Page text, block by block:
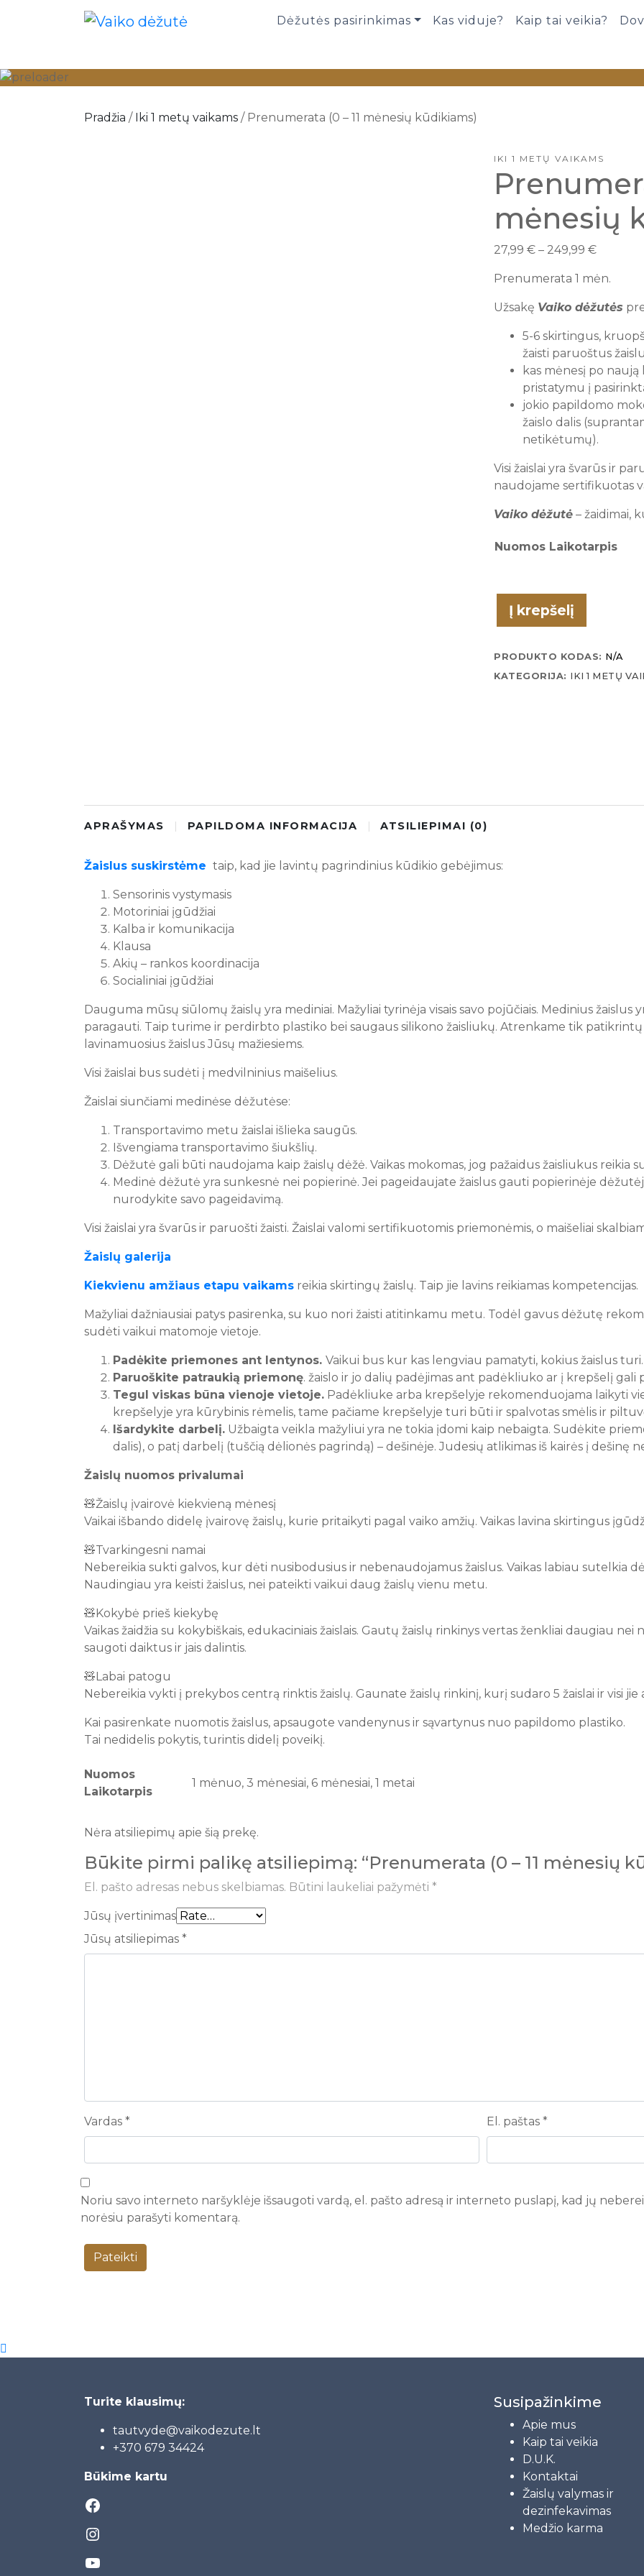
Dėžutės pasirinkimas Kas viduje? Kaip tai veikia?
Pradžia / Iki 1 metų vaikams / Prenumerata (0 – 11 mėnesių kūdikiams)
IKI 1 METŲ VAIKAMS
mėnesių
27,99 € – 249,99 €
Prenumerata 1 mėn.
Užsakę Vaiko dėžutės
5-6 skirtingus,
žaisti paruoštus
kas mėnesį po
pristatymu į
jokio papildomo
žaislo dalis
netikėtumų).
Visi žaislai yra švarūs ir
naudojame sertifikuotas
Vaiko dėžutė – žaidimai,
Nuomos Laikotarpis
produkto
Prenumerata
(0
Į krepšelį
PRODUKTO KODAS: N/A
KATEGORIJA: IKI 1 METŲ
APRAŠYMAS PAPILDOMA INFORMACIJA ATSILIEPIMAI (0)
Žaislus suskirstėme taip, kad jie lavintų pagrindinius kūdikio gebėjimus:
Sensorinis vystymasis
Motoriniai įgūdžiai
Kalba ir komunikacija
Klausa
Akių – rankos koordinacija
Socialiniai įgūdžiai
Dauguma mūsų siūlomų žaislų yra mediniai. Mažyliai tyrinėja visais savo pojūčiais. Medinius
paragauti. Taip turime ir perdirbto plastiko bei saugaus silikono žaisliukų. Atrenkame tik
lavinamuosius žaislus Jūsų mažiesiems.
Visi žaislai bus sudėti į medvilninius maišelius.
Žaislai siunčiami medinėse dėžutėse:
Transportavimo metu žaislai išlieka saugūs.
Išvengiama transportavimo šiukšlių.
Dėžutė gali būti naudojama kaip žaislų dėžė. Vaikas mokomas, jog pažaidus žaisliukus reikia
Medinė dėžutė yra sunkesnė nei popierinė. Jei pageidaujate žaislus gauti popierinėje
nurodykite savo pageidavimą.
Visi žaislai yra švarūs ir paruošti žaisti. Žaislai valomi sertifikuotomis priemonėmis, o maišeliai
Žaislų galerija
Kiekvienu amžiaus etapu vaikams reikia skirtingų žaislų. Taip jie lavins reikiamas kompetencijas.
Mažyliai dažniausiai patys pasirenka, su kuo nori žaisti atitinkamu metu. Todėl gavus dėžutę
sudėti vaikui matomoje vietoje.
Padėkite priemones ant lentynos. Vaikui bus kur kas lengviau pamatyti, kokius žaislus turi.
Paruoškite patraukią priemonę. žaislo ir jo dalių padėjimas ant padėkliuko ar į krepšelį gali
Tegul viskas būna vienoje vietoje. Padėkliuke arba krepšelyje rekomenduojama laikyti
krepšelyje yra kūrybinis rėmelis, tame pačiame krepšelyje turi būti ir spalvotas smėlis ir
Išardykite darbelį. Užbaigta veikla mažyliui yra ne tokia įdomi kaip nebaigta. Sudėkite
dalis), o patį darbelį (tuščią dėlionės pagrindą) – dešinėje. Judesių atlikimas iš kairės į dešinę
Žaislų nuomos privalumai
🧸Žaislų įvairovė kiekvieną mėnesį
Vaikai išbando didelę įvairovę žaislų, kurie pritaikyti pagal vaiko amžių. Vaikas lavina skirtingus
🧸Tvarkingesni namai
Nebereikia sukti galvos, kur dėti nusibodusius ir nebenaudojamus žaislus. Vaikas labiau sutelkia
Naudingiau yra keisti žaislus, nei pateikti vaikui daug žaislų vienu metu.
🧸Kokybė prieš kiekybę
Vaikas žaidžia su kokybiškais, edukaciniais žaislais. Gautų žaislų rinkinys vertas ženkliai daugiau nei
saugoti daiktus ir jais dalintis.
🧸Labai patogu
Nebereikia vykti į prekybos centrą rinktis žaislų. Gaunate žaislų rinkinį, kurį sudaro 5 žaislai ir visi jie
Kai pasirenkate nuomotis žaislus, apsaugote vandenynus ir sąvartynus nuo papildomo plastiko.
Tai nedidelis pokytis, turintis didelį poveikį.
Nuomos
Laikotarpis
1 mėnuo, 3 mėnesiai, 6 mėnesiai, 1 metai
Nėra atsiliepimų apie šią prekę.
Būkite pirmi palikę atsiliepimą: “Prenumerata (0 – 11 mėnesių
El. pašto adresas nebus skelbiamas. Būtini laukeliai pažymėti *
Jūsų įvertinimas
Jūsų atsiliepimas *
Vardas * El. paštas *
Noriu savo interneto naršyklėje išsaugoti vardą, el. pašto adresą ir interneto puslapį, kad jų
norėsiu parašyti komentarą.
Turite klausimų:
tautvyde@vaikodezute.lt
+370 679 34424
Būkime kartu
Facebook
Instagram
YouTube
Susipažinkime
Apie mus
Kaip tai veikia
D.U.K.
Kontaktai
Žaislų valymas ir
dezinfekavimas
Medžio karma